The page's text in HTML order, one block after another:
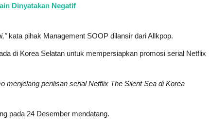
Dinyatakan Negatif
kata pihak Management SOOP dilansir dari Allkpop.
di Korea Selatan untuk mempersiapkan promosi serial Netflix
menjelang perilisan serial Netflix The Silent Sea di Korea
pada 24 Desember mendatang.